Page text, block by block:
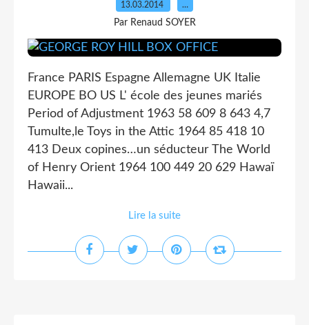
13.03.2014 …
Par Renaud SOYER
France PARIS Espagne Allemagne UK Italie
EUROPE BO US L' école des jeunes mariés
Period of Adjustment 1963 58 609 8 643 4,7
Tumulte,le Toys in the Attic 1964 85 418 10
413 Deux copines…un séducteur The World
of Henry Orient 1964 100 449 20 629 Hawaï
Hawaii...
Lire la suite